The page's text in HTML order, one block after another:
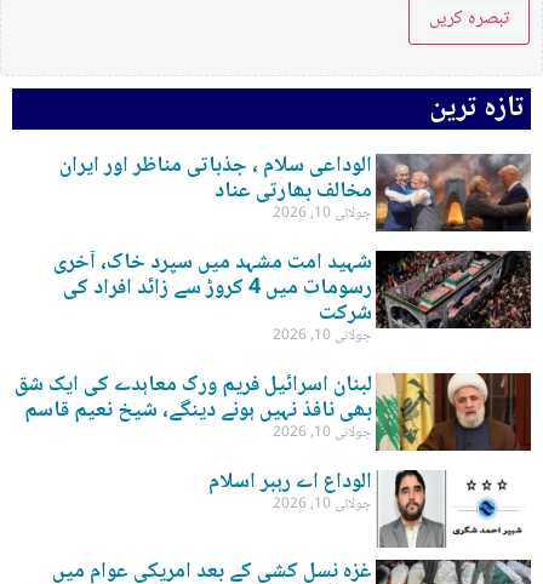
تازہ ترین
الوداعی سلام ، جذباتی مناظر اور ایران
مخالف بھارتی عناد
جولائی 10, 2026
شہید امت مشہد میں سپرد خاک، آخری
رسومات میں 4 کروڑ سے زائد افراد کی
شرکت
جولائی 10, 2026
لبنان اسرائیل فریم ورک معاہدے کی ایک شق
بھی نافذ نہیں ہونے دینگے، شیخ نعیم قاسم
جولائی 10, 2026
الوداع اے رہبر اسلام
جولائی 10, 2026
غزہ نسل کشی کے بعد امریکی عوام میں